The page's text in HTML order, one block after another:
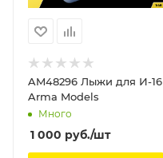
AM48296 Лыжи для И-16
Arma Models
Много
1 000 руб./шт